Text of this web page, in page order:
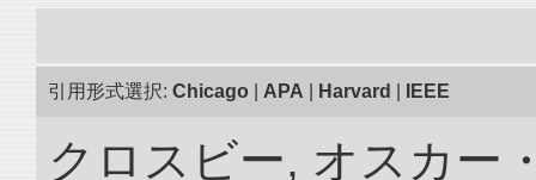
引用形式選択: Chicago APA Harvard IEEE
クロスビー, オスカー